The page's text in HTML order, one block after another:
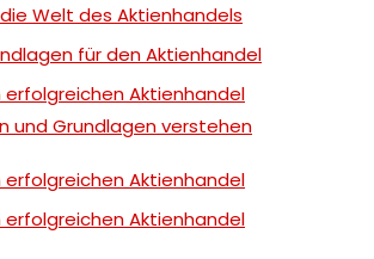
Welt des Aktienhandels
für den Aktienhandel
erfolgreichen Aktienhandel
und Grundlagen verstehen
erfolgreichen Aktienhandel
erfolgreichen Aktienhandel